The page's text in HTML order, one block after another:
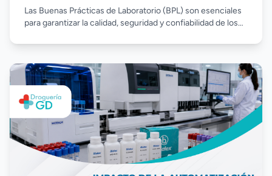
Las Buenas Prácticas de Laboratorio (BPL) son esenciales
para garantizar la calidad, seguridad y confiabilidad de los
estandarizar procesos, reducir errores, fortalecer el
beneficio de los pacientes.